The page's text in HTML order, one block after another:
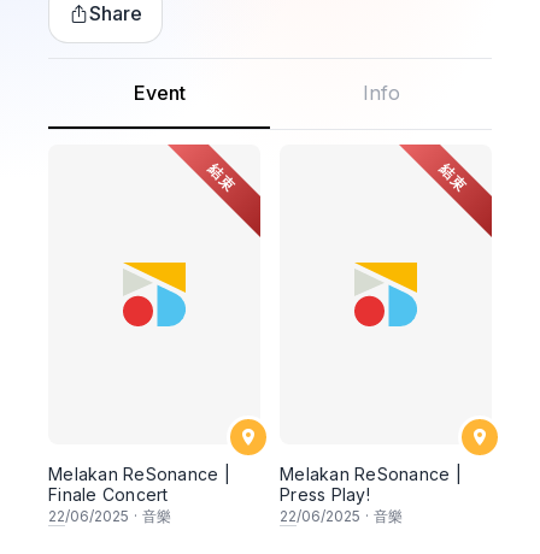
Share
Event Info
結束
Melakan ReSonance |
Finale Concert
22/06/2025 · 音樂
結束
Melakan ReSonance |
Press Play!
22/06/2025 · 音樂